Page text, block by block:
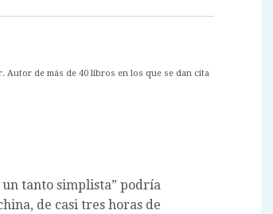
de más de 40 libros en los que se dan cita
tanto simplista” podría
de casi tres horas de